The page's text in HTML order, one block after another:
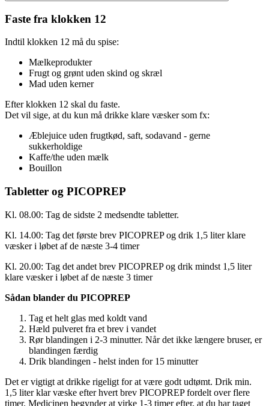
Faste fra klokken 12
Indtil klokken 12 må du spise:
Mælkeprodukter
Frugt og grønt uden skind og skræl
Mad uden kerner
Efter klokken 12 skal du faste.
Det vil sige, at du kun må drikke klare væsker som fx:
Æblejuice uden frugtkød, saft, sodavand - gerne
sukkerholdige
Kaffe/the uden mælk
Bouillon
Tabletter og PICOPREP
Kl. 08.00: Tag de sidste 2 medsendte tabletter.
Kl. 14.00: Tag det første brev PICOPREP og drik 1,5 liter klare
væsker i løbet af de næste 3-4 timer
Kl. 20.00: Tag det andet brev PICOPREP og drik mindst 1,5 liter
klare væsker i løbet af de næste 3 timer
Sådan blander du PICOPREP
Tag et helt glas med koldt vand
Hæld pulveret fra et brev i vandet
Rør blandingen i 2-3 minutter. Når det ikke længere bruser, er
blandingen færdig
Drik blandingen - helst inden for 15 minutter
Det er vigtigt at drikke rigeligt for at være godt udtømt. Drik min.
1,5 liter klar væske efter hvert brev PICOPREP fordelt over flere
timer. Medicinen begynder at virke 1-3 timer efter, at du har taget